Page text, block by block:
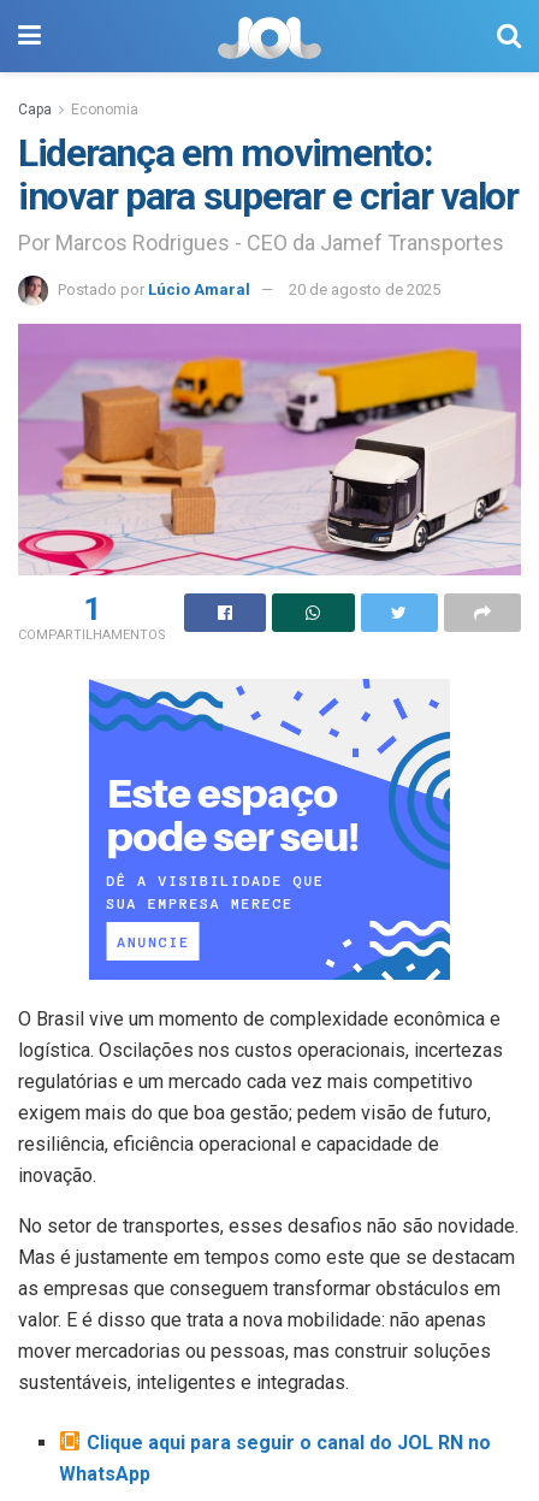
Capa Economia
Liderança em movimento:
inovar para superar e criar valor
Por Marcos Rodrigues - CEO da Jamef Transportes
Postado por Lúcio Amaral 20 de agosto de 2025
1
COMPARTILHAMENTOS
O Brasil vive um momento de complexidade econômica e
logística. Oscilações nos custos operacionais, incertezas
regulatórias e um mercado cada vez mais competitivo
exigem mais do que boa gestão; pedem visão de futuro,
resiliência, eficiência operacional e capacidade de
inovação.
No setor de transportes, esses desafios não são novidade.
Mas é justamente em tempos como este que se destacam
as empresas que conseguem transformar obstáculos em
valor. E é disso que trata a nova mobilidade: não apenas
mover mercadorias ou pessoas, mas construir soluções
sustentáveis, inteligentes e integradas.
Clique aqui para seguir o canal do JOL RN no
WhatsApp